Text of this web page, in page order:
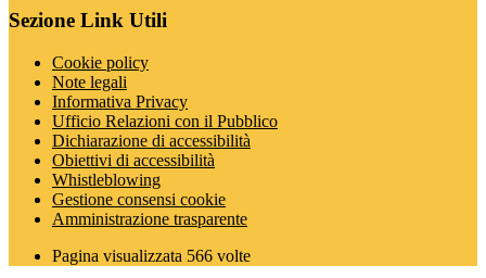
Sezione Link Utili
Cookie policy
Note legali
Informativa Privacy
Ufficio Relazioni con il Pubblico
Dichiarazione di accessibilità
Obiettivi di accessibilità
Whistleblowing
Gestione consensi cookie
Amministrazione trasparente
Pagina visualizzata 566 volte